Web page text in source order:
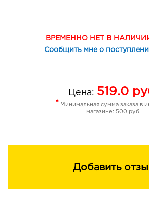
ВРЕМЕННО НЕТ В
Сообщить мне о
Цена: 519.0
* Минимальная сумма заказа в
магазине: 500 руб.
Добавить